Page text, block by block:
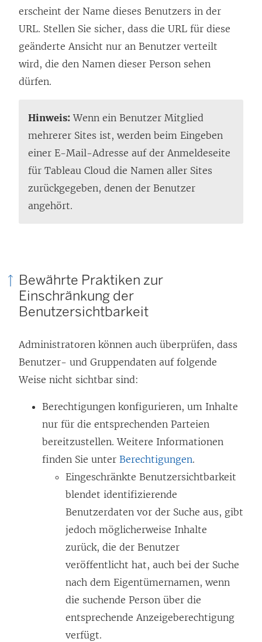
erscheint der Name dieses Benutzers in der
URL. Stellen Sie sicher, dass die URL für diese
geänderte Ansicht nur an Benutzer verteilt
wird, die den Namen dieser Person sehen
dürfen.
Hinweis: Wenn ein Benutzer Mitglied
mehrerer Sites ist, werden beim Eingeben
einer E-Mail-Adresse auf der Anmeldeseite
für Tableau Cloud die Namen aller Sites
zurückgegeben, denen der Benutzer
angehört.
Bewährte Praktiken zur
Einschränkung der
Benutzersichtbarkeit
Administratoren können auch überprüfen, dass
Benutzer- und Gruppendaten auf folgende
Weise nicht sichtbar sind:
Berechtigungen konfigurieren, um Inhalte
nur für die entsprechenden Parteien
bereitzustellen. Weitere Informationen
finden Sie unter Berechtigungen.
Eingeschränkte Benutzersichtbarkeit
blendet identifizierende
Benutzerdaten vor der Suche aus, gibt
jedoch möglicherweise Inhalte
zurück, die der Benutzer
veröffentlicht hat, auch bei der Suche
nach dem Eigentümernamen, wenn
die suchende Person über die
entsprechende Anzeigeberechtigung
verfügt.